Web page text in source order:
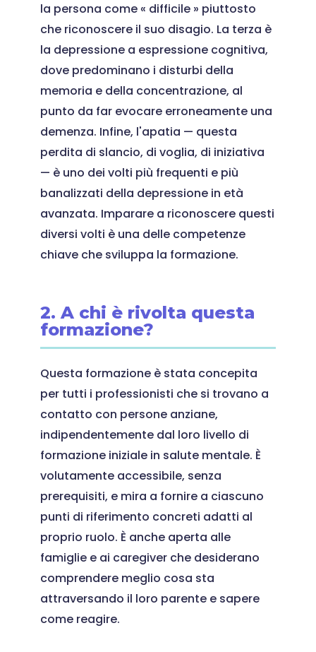
la persona come « difficile » piuttosto
che riconoscere il suo disagio. La terza è
la depressione a espressione cognitiva,
dove predominano i disturbi della
memoria e della concentrazione, al
punto da far evocare erroneamente una
demenza. Infine, l'apatia — questa
perdita di slancio, di voglia, di iniziativa
— è uno dei volti più frequenti e più
banalizzati della depressione in età
avanzata. Imparare a riconoscere questi
diversi volti è una delle competenze
chiave che sviluppa la formazione.
2. A chi è rivolta questa
formazione?
Questa formazione è stata concepita
per tutti i professionisti che si trovano a
contatto con persone anziane,
indipendentemente dal loro livello di
formazione iniziale in salute mentale. È
volutamente accessibile, senza
prerequisiti, e mira a fornire a ciascuno
punti di riferimento concreti adatti al
proprio ruolo. È anche aperta alle
famiglie e ai caregiver che desiderano
comprendere meglio cosa sta
attraversando il loro parente e sapere
come reagire.